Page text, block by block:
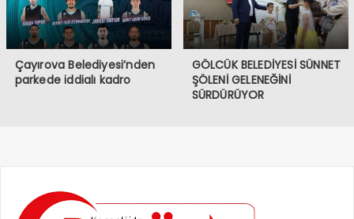
Çayırova Belediyesi’nden
parkede iddialı kadro
GÖLCÜK BELEDİYESİ SÜNNET
ŞÖLENİ GELENEĞİNİ
SÜRDÜRÜYOR